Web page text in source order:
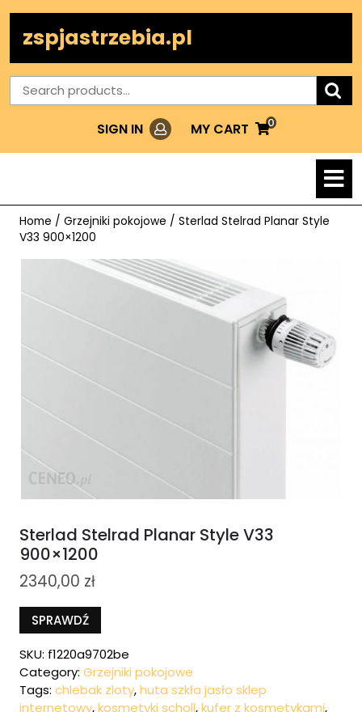
contentzspjastrzebia.pl
Search
for:
SIGN IN LoginMY CART
MY
0
Home / Grzejniki pokojowe / Sterlad Stelrad Planar Style
V33 900×1200
Sterlad Stelrad Planar Style V33
900×1200
2340,00 zł
SPRAWDŹ
SKU: f1220a9702be
Category: Grzejniki pokojowe
Tags: chlebak zloty,huta szkła jasło sklep
internetowy,kosmetyki scholl,kufer z kosmetykami,